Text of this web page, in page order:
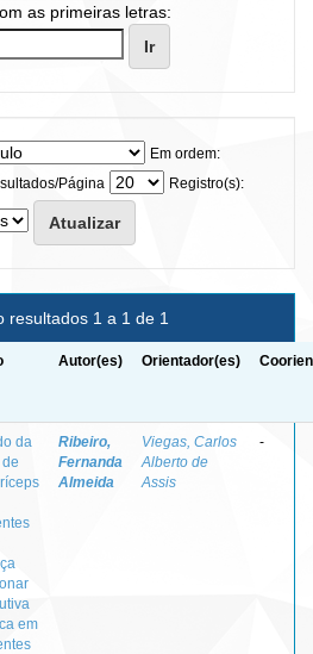
as primeiras letras:
Em ordem:
Página
Registro(s):
resultados 1 a 1 de 1
Autor(es) Orientador(es)
da
em
Ribeiro,
Fernanda
Almeida
Viegas, Carlos
Alberto de
Assis
-